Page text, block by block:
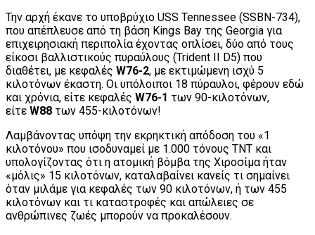
Την αρχή έκανε το υποβρύχιο USS Tennessee (SSBN-734),
που απέπλευσε από τη βάση Kings Bay της Georgia για
επιχειρησιακή περιπολία έχοντας οπλίσει, δύο από τους
είκοσι βαλλιστικούς πυραύλους (Trident II D5) που
διαθέτει, με κεφαλές W76-2, με εκτιμώμενη ισχύ 5
κιλοτόνων έκαστη. Οι υπόλοιποι 18 πύραυλοι, φέρουν εδώ
και χρόνια, είτε κεφαλές W76-1 των 90-κιλοτόνων,
είτε W88 των 455-κιλοτόνων!
Λαμβάνοντας υπόψη την εκρηκτική απόδοση του «1
κιλοτόνου» που ισοδυναμεί με 1.000 τόνους ΤΝΤ και
υπολογίζοντας ότι η ατομική βόμβα της Χιροσίμα ήταν
«μόλις» 15 κιλοτόνων, καταλαβαίνει κανείς τι σημαίνει
όταν μιλάμε για κεφαλές των 90 κιλοτόνων, ή των 455
κιλοτόνων και τι καταστροφές και απώλειες σε
ανθρώπινες ζωές μπορούν να προκαλέσουν.